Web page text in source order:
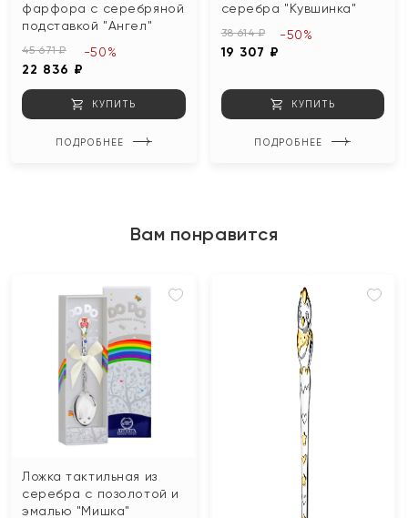
фарфора с серебряной
подставкой "Ангел"
45 671 ₽
22 836 ₽
-50%
КУПИТЬ
ПОДРОБНЕЕ
серебра "Кувшинка"
38 614 ₽
19 307 ₽
-50%
КУПИТЬ
ПОДРОБНЕЕ
Вам понравится
Ложка тактильная из
серебра с позолотой и
эмалью "Мишка"